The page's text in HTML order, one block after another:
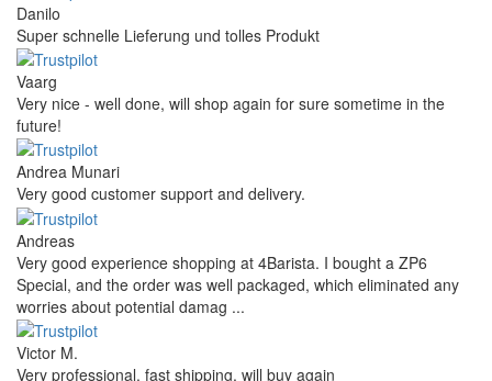
Danilo
Super schnelle Lieferung und tolles Produkt
Vaarg
Very nice - well done, will shop again for sure sometime in the
future!
Andrea Munari
Very good customer support and delivery.
Andreas
Very good experience shopping at 4Barista. I bought a ZP6
Special, and the order was well packaged, which eliminated any
worries about potential damag ...
Victor M.
Very professional, fast shipping, will buy again